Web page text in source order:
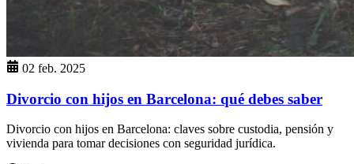
02 feb. 2025
Divorcio con hijos en Barcelona: qué debes saber
Divorcio con hijos en Barcelona: claves sobre custodia, pensión y
vivienda para tomar decisiones con seguridad jurídica.